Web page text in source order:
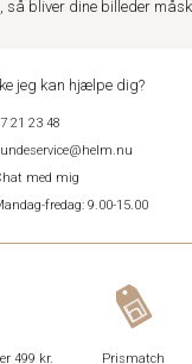
, så bliver dine billeder
jeg kan hjælpe dig?
21 23 48
med mig
fredag: 9.00-15.00
499 kr. Prismatch